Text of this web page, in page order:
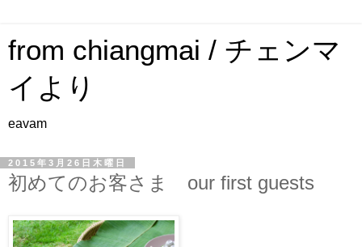
from chiangmai / チェンマ
イより
eavam
2015年3月26日木曜日
初めてのお客さま our first guests